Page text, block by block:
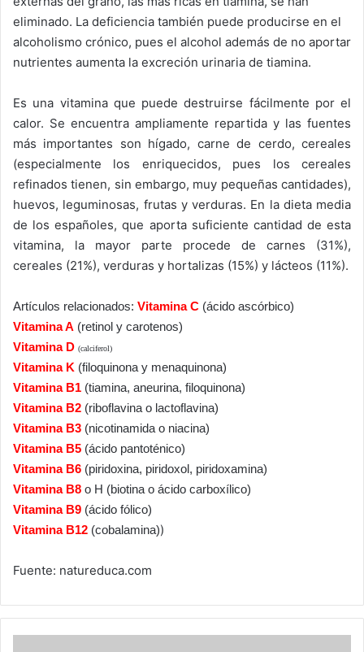
eliminado. La deficiencia también puede producirse en el
alcoholismo crónico, pues el alcohol además de no aportar
nutrientes aumenta la excreción urinaria de tiamina.
Es una vitamina que puede destruirse fácilmente por el
calor. Se encuentra ampliamente repartida y las fuentes
más importantes son hígado, carne de cerdo, cereales
(especialmente los enriquecidos, pues los cereales
refinados tienen, sin embargo, muy pequeñas cantidades),
huevos, leguminosas, frutas y verduras. En la dieta media
de los españoles, que aporta suficiente cantidad de esta
vitamina, la mayor parte procede de carnes (31%),
cereales (21%), verduras y hortalizas (15%) y lácteos (11%).
Artículos relacionados: Vitamina C (ácido ascórbico)
Vitamina A (retinol y carotenos)
Vitamina D (calciferol)
Vitamina K (filoquinona y menaquinona)
Vitamina B1 (tiamina, aneurina, filoquinona)
Vitamina B2 (riboflavina o lactoflavina)
Vitamina B3 (nicotinamida o niacina)
Vitamina B5 (ácido pantoténico)
Vitamina B6 (piridoxina, piridoxol, piridoxamina)
Vitamina B8 o H (biotina o ácido carboxílico)
Vitamina B9 (ácido fólico)
Vitamina B12 (cobalamina))
Fuente: natureduca.com